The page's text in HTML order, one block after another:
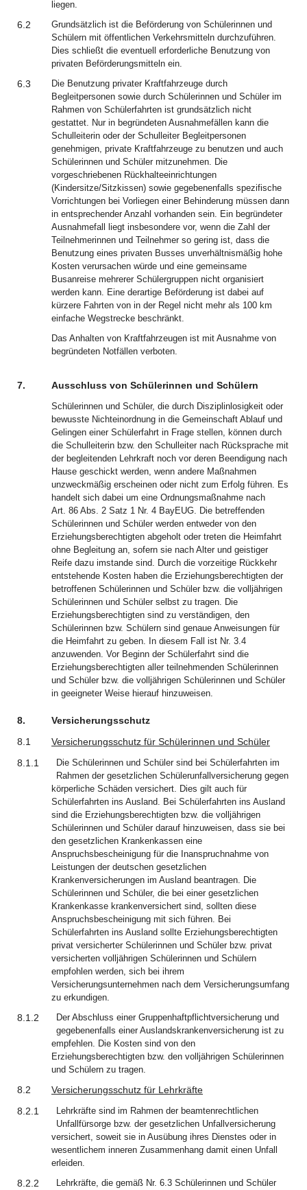
liegen.
6.2
Grundsätzlich ist die Beförderung von Schülerinnen und
Schülern mit öffentlichen Verkehrsmitteln durchzuführen.
Dies schließt die eventuell erforderliche Benutzung von
privaten Beförderungsmitteln ein.
6.3
Die Benutzung privater Kraftfahrzeuge durch
Begleitpersonen sowie durch Schülerinnen und Schüler im
Rahmen von Schülerfahrten ist grundsätzlich nicht
gestattet. Nur in begründeten Ausnahmefällen kann die
Schulleiterin oder der Schulleiter Begleitpersonen
genehmigen, private Kraftfahrzeuge zu benutzen und auch
Schülerinnen und Schüler mitzunehmen. Die
vorgeschriebenen Rückhalteeinrichtungen
(Kindersitze/Sitzkissen) sowie gegebenenfalls spezifische
Vorrichtungen bei Vorliegen einer Behinderung müssen dann
in entsprechender Anzahl vorhanden sein. Ein begründeter
Ausnahmefall liegt insbesondere vor, wenn die Zahl der
Teilnehmerinnen und Teilnehmer so gering ist, dass die
Benutzung eines privaten Busses unverhältnismäßig hohe
Kosten verursachen würde und eine gemeinsame
Busanreise mehrerer Schülergruppen nicht organisiert
werden kann. Eine derartige Beförderung ist dabei auf
kürzere Fahrten von in der Regel nicht mehr als 100 km
einfache Wegstrecke beschränkt.
Das Anhalten von Kraftfahrzeugen ist mit Ausnahme von
begründeten Notfällen verboten.
7. Ausschluss von Schülerinnen und Schülern
Schülerinnen und Schüler, die durch Disziplinlosigkeit oder
bewusste Nichteinordnung in die Gemeinschaft Ablauf und
Gelingen einer Schülerfahrt in Frage stellen, können durch
die Schulleiterin bzw. den Schulleiter nach Rücksprache mit
der begleitenden Lehrkraft noch vor deren Beendigung nach
Hause geschickt werden, wenn andere Maßnahmen
unzweckmäßig erscheinen oder nicht zum Erfolg führen. Es
handelt sich dabei um eine Ordnungsmaßnahme nach
Art. 86 Abs. 2 Satz 1 Nr. 4 BayEUG. Die betreffenden
Schülerinnen und Schüler werden entweder von den
Erziehungsberechtigten abgeholt oder treten die Heimfahrt
ohne Begleitung an, sofern sie nach Alter und geistiger
Reife dazu imstande sind. Durch die vorzeitige Rückkehr
entstehende Kosten haben die Erziehungsberechtigten der
betroffenen Schülerinnen und Schüler bzw. die volljährigen
Schülerinnen und Schüler selbst zu tragen. Die
Erziehungsberechtigten sind zu verständigen, den
Schülerinnen bzw. Schülern sind genaue Anweisungen für
die Heimfahrt zu geben. In diesem Fall ist Nr. 3.4
anzuwenden. Vor Beginn der Schülerfahrt sind die
Erziehungsberechtigten aller teilnehmenden Schülerinnen
und Schüler bzw. die volljährigen Schülerinnen und Schüler
in geeigneter Weise hierauf hinzuweisen.
8.
Versicherungsschutz
8.1
Versicherungsschutz für Schülerinnen und Schüler
8.1.1
Die Schülerinnen und Schüler sind bei Schülerfahrten im
Rahmen der gesetzlichen Schülerunfallversicherung gegen
körperliche Schäden versichert. Dies gilt auch für
Schülerfahrten ins Ausland. Bei Schülerfahrten ins Ausland
sind die Erziehungsberechtigten bzw. die volljährigen
Schülerinnen und Schüler darauf hinzuweisen, dass sie bei
den gesetzlichen Krankenkassen eine
Anspruchsbescheinigung für die Inanspruchnahme von
Leistungen der deutschen gesetzlichen
Krankenversicherungen im Ausland beantragen. Die
Schülerinnen und Schüler, die bei einer gesetzlichen
Krankenkasse krankenversichert sind, sollten diese
Anspruchsbescheinigung mit sich führen. Bei
Schülerfahrten ins Ausland sollte Erziehungsberechtigten
privat versicherter Schülerinnen und Schüler bzw. privat
versicherten volljährigen Schülerinnen und Schülern
empfohlen werden, sich bei ihrem
Versicherungsunternehmen nach dem Versicherungsumfang
zu erkundigen.
8.1.2
Der Abschluss einer Gruppenhaftpflichtversicherung und
gegebenenfalls einer Auslandskrankenversicherung ist zu
empfehlen. Die Kosten sind von den
Erziehungsberechtigten bzw. den volljährigen Schülerinnen
und Schülern zu tragen.
8.2
Versicherungsschutz für Lehrkräfte
8.2.1
Lehrkräfte sind im Rahmen der beamtenrechtlichen
Unfallfürsorge bzw. der gesetzlichen Unfallversicherung
versichert, soweit sie in Ausübung ihres Dienstes oder in
wesentlichem inneren Zusammenhang damit einen Unfall
erleiden.
8.2.2
Lehrkräfte, die gemäß Nr. 6.3 Schülerinnen und Schüler